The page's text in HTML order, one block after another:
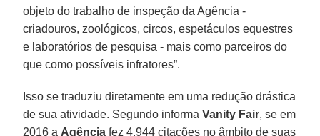
objeto do trabalho de inspeção da Agência -
criadouros, zoológicos, circos, espetáculos equestres
e laboratórios de pesquisa - mais como parceiros do
que como possíveis infratores”.
Isso se traduziu diretamente em uma redução drástica
de sua atividade. Segundo informaVanity Fair, se em
2016 a Agência fez 4.944 citações no âmbito de suas